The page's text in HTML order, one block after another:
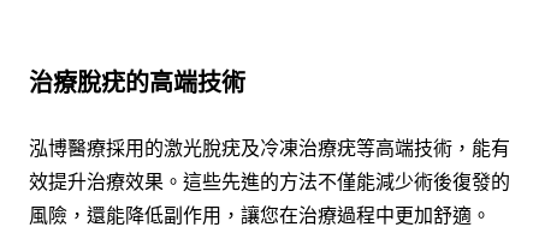
治療脫疣的高端技術
泓博醫療採用的激光脫疣及冷凍治療疣等高端技術，能有
效提升治療效果。這些先進的方法不僅能減少術後復發的
風險，還能降低副作用，讓您在治療過程中更加舒適。